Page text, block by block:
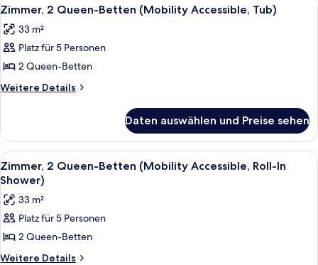
Fotos
für
Zimmer,
2 Queen-
Betten
Tub)
anzeigen
3
Zimmer, 2 Queen-Betten (Mobility Accessible, Tub)
33 m²
Platz für 5 Personen
2 Queen-Betten
Weitere Details
Weitere
2 Queen-
Betten
(Mobility
Accessible,
Daten auswählen und Preise sehen
Alle
Fotos
für
Zimmer,
2 Queen-
Betten
(Mobility
Ein Hotelzimmer mit zwei Betten,
3
Zimmer, 2 Queen-Betten (Mobility Accessible, Roll-In
Shower)
33 m²
Platz für 5 Personen
2 Queen-Betten
Weitere Details
Weitere